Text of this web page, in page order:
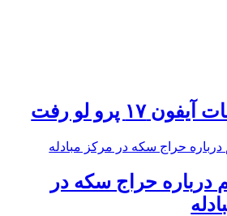
۱۷ پرو لو رفت
درباره حراج سکه در